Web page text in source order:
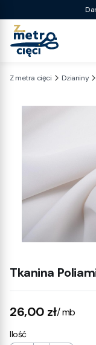
Z metra cięci Dzianiny
Tkanina
Cena
26,00 zł/ mb
Ilość